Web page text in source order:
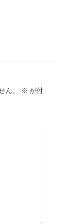
ん。 ※ が付